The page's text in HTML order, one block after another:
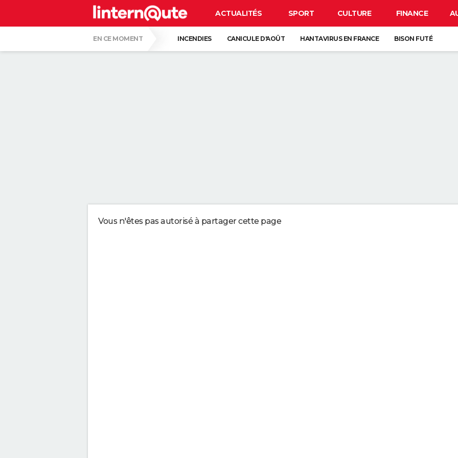
ACTUALITÉS SPORT CULTURE FINANCE
EN CE MOMENT INCENDIES CANICULE D'AOÛT HANTAVIRUS EN FRANCE BISON FUTÉ
Vous n'êtes pas autorisé à partager cette page